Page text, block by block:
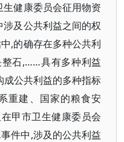
健康委员会征用物资
及公共利益之间的权
,的确存在多种公共利
整石,……具有多种利益
成公共利益的多种指标
重建、国家的粮食安
甲市卫生健康委员会
件中,涉及的公共利益